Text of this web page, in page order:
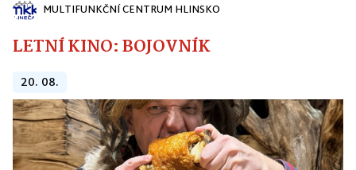
MULTIFUNKČNÍ CENTRUM HLINSKO
LETNÍ KINO: BOJOVNÍK
20. 08.